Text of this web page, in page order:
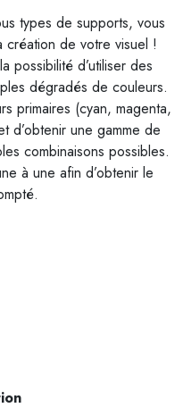
types de supports, vous
de votre visuel !
possibilité d’utiliser des
dégradés de couleurs.
primaires (cyan, magenta,
d’obtenir une gamme de
combinaisons possibles.
à une afin d’obtenir le